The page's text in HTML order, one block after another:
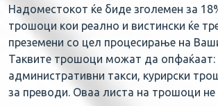
Надоместокот ќе биде зголемен за
трошоци кои реално и вистински ќе
преземени со цел процесирање на
Таквите трошоци можат да опфаќаат:
административни такси, курирски
за преводи. Оваа листа на трошоци не